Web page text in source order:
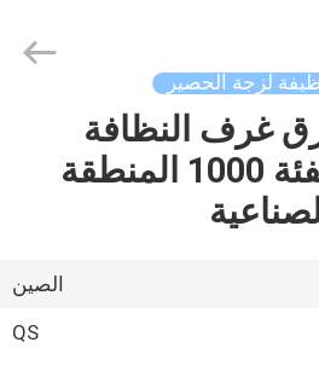
لزجة الحصير
غرف النظافة
الأرضيات الفئة 1000 المنطقة
الصين
QS